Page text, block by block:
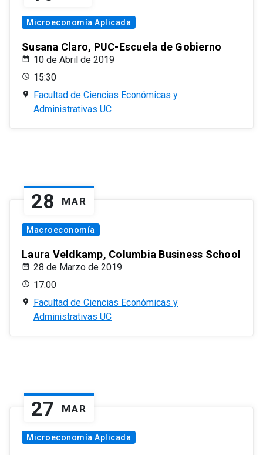
Microeconomía Aplicada
Susana Claro, PUC-Escuela de Gobierno
10 de Abril de 2019
15:30
Facultad de Ciencias Económicas y
Administrativas UC
28 MAR
Macroeconomía
Laura Veldkamp, Columbia Business School
28 de Marzo de 2019
17:00
Facultad de Ciencias Económicas y
Administrativas UC
27 MAR
Microeconomía Aplicada